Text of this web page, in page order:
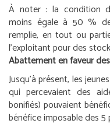
À noter : la condition
moins égale à 50 %
remplie, en tout ou
l’exploitant pour des
Abattement en faveur
Jusqu’à présent, les
qui percevaient des
bonifiés) pouvaient
bénéfice imposable des 5